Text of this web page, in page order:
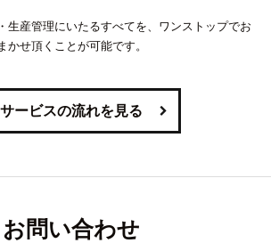
生産管理にいたるすべてを、ワンストップでお
まかせ頂くことが可能です。
サービスの流れを見る
お問い合わせ